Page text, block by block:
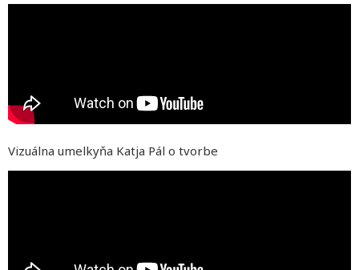
Vizuálna umelkyňa Katja Pál o tvorbe